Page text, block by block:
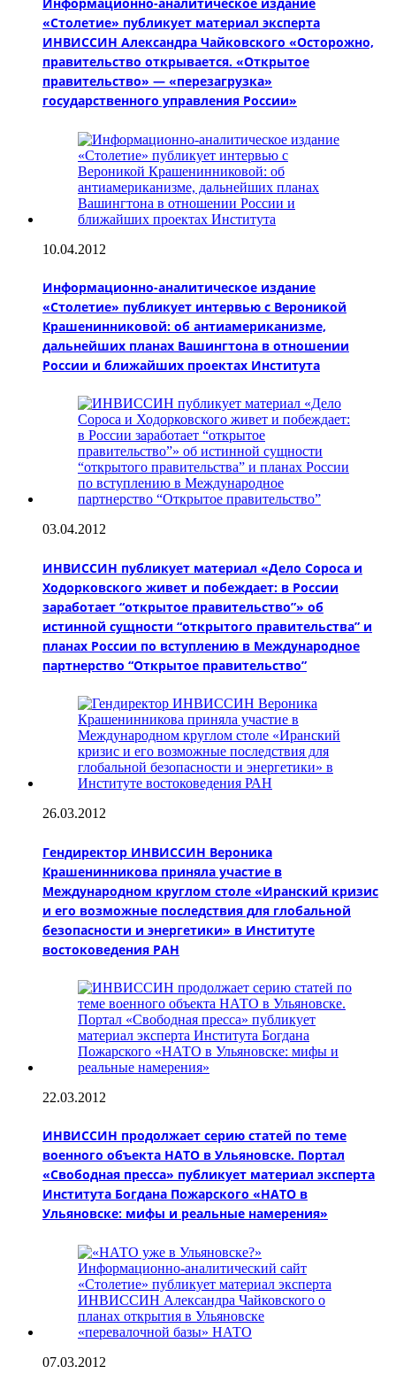
«Столетие» публикует материал эксперта
ИНВИССИН Александра Чайковского «Осторожно,
правительство открывается. «Открытое
правительство» — «перезагрузка»
государственного управления России»
10.04.2012
Информационно-аналитическое издание
«Столетие» публикует интервью с Вероникой
Крашенинниковой: об антиамериканизме,
дальнейших планах Вашингтона в отношении
России и ближайших проектах Института
03.04.2012
ИНВИССИН публикует материал «Дело Сороса и
Ходорковского живет и побеждает: в России
заработает “открытое правительство”» об
истинной сущности “открытого правительства” и
планах России по вступлению в Международное
партнерство “Открытое правительство”
26.03.2012
Гендиректор ИНВИССИН Вероника
Крашенинникова приняла участие в
Международном круглом столе «Иранский кризис
и его возможные последствия для глобальной
безопасности и энергетики» в Институте
востоковедения РАН
22.03.2012
ИНВИССИН продолжает серию статей по теме
военного объекта НАТО в Ульяновске. Портал
«Свободная пресса» публикует материал эксперта
Института Богдана Пожарского «НАТО в
Ульяновске: мифы и реальные намерения»
07.03.2012